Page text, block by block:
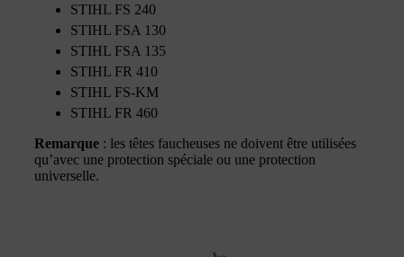
STIHL FS 240
STIHL FSA 130
STIHL FSA 135
STIHL FR 410
STIHL FS-KM
STIHL FR 460
Remarque : les têtes faucheuses ne doivent être utilisées
qu’avec une protection spéciale ou une protection
universelle.